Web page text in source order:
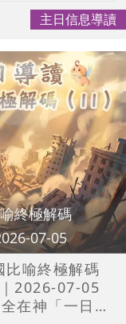
【Deepro
畫 #聖經動畫
不斷倍增； 以
一同完成末後吹
輕鬆學習聖
👉👉
碼（12）》 完
主日信息導讀
終極解碼
07-05
比喻終極解碼
2026-07-05
在神「一日不